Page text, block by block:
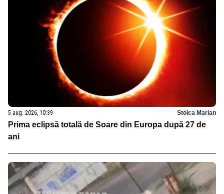
5 aug. 2026, 10:39 Stoica Marian
Prima eclipsă totală de Soare din Europa după 27 de
ani